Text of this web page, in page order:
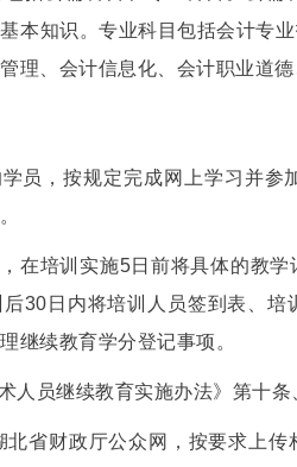
本知识。专业科目包括会计专
理、会计信息化、会计职业道
员，按规定完成网上学习并
在培训实施5日前将具体的教
30日内将培训人员签到表、
继续教育学分登记事项。
人员继续教育实施办法》第十
省财政厅公众网，按要求上